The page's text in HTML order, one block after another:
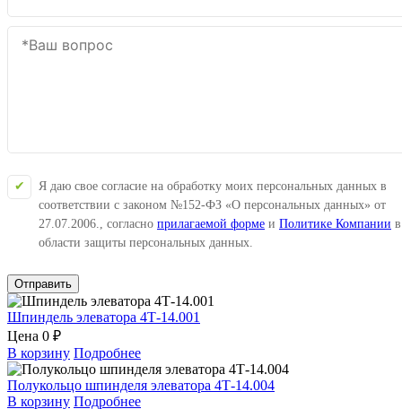
Я даю свое согласие на обработку моих персональных данных в
соответствии с законом №152-ФЗ «О персональных данных» от
27.07.2006., согласно прилагаемой форме и Политике Компании в
области защиты персональных данных.
Отправить
Шпиндель элеватора 4Т-14.001
Цена 0 ₽
В корзину Подробнее
Полукольцо шпинделя элеватора 4Т-14.004
В корзину Подробнее